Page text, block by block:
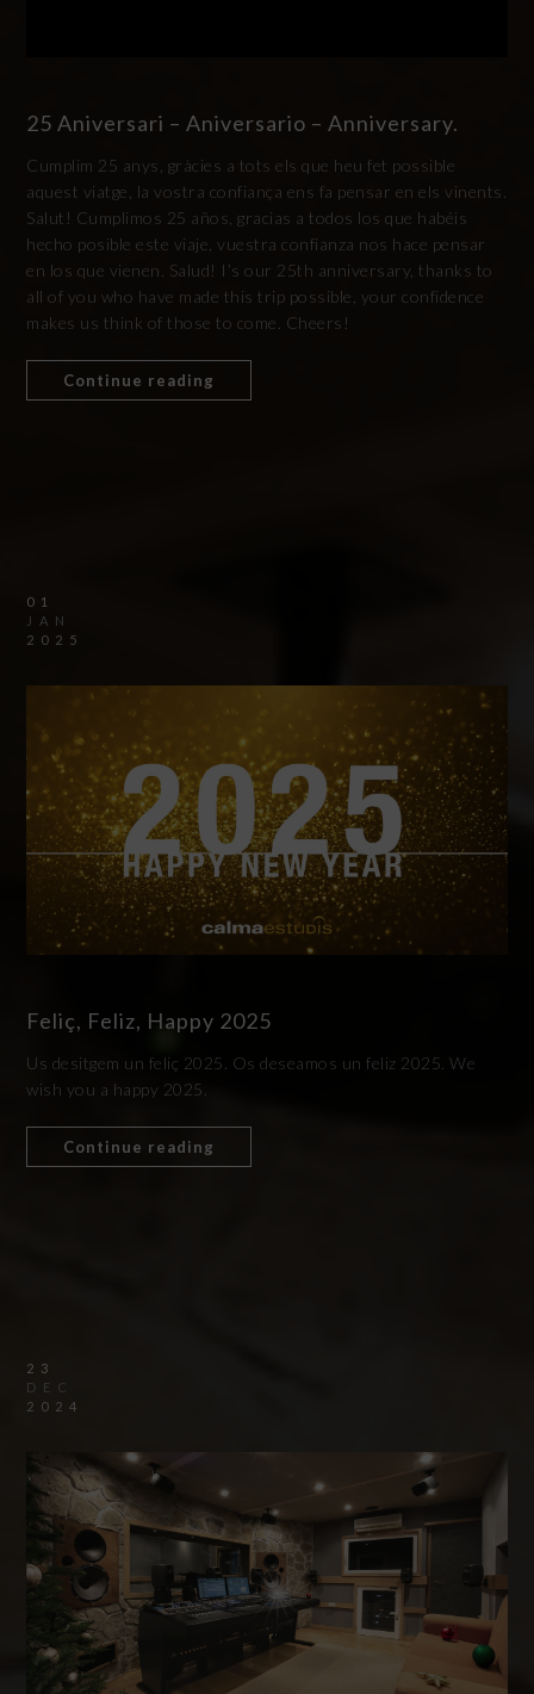
25 Aniversari – Aniversario – Anniversary.
Cumplim 25 anys, gràcies a tots els que heu fet possible
aquest viatge, la vostra confiança ens fa pensar en els vinents.
Salut! Cumplimos 25 años, gracias a todos los que habéis
hecho posible este viaje, vuestra confianza nos hace pensar
en los que vienen. Salud! I’s our 25th anniversary, thanks to
all of you who have made this trip possible, your confidence
makes us think of those to come. Cheers!
Continue reading
01
JAN
2025
Feliç, Feliz, Happy 2025
Us desitgem un feliç 2025. Os deseamos un feliz 2025. We
wish you a happy 2025.
Continue reading
23
DEC
2024